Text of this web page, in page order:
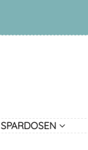
SPARDOSEN